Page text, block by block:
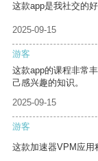
这款app是我社交的
2025-09-15
游客
这款app的课程非常
己感兴趣的知识。
2025-09-15
游客
这款加速器VPM应用